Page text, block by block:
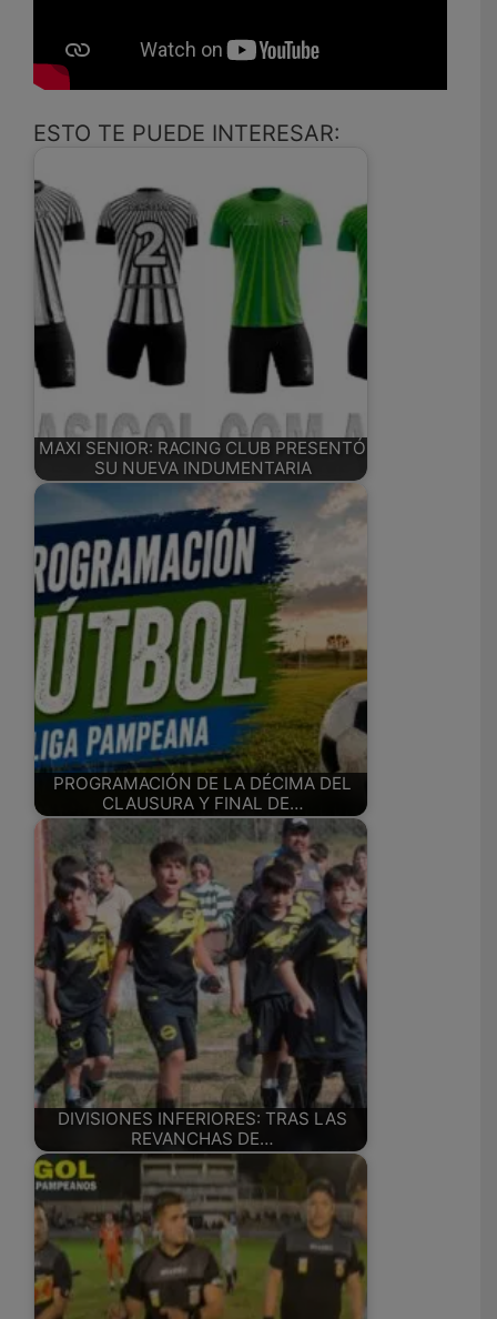
ESTO TE PUEDE INTERESAR:
MAXI SENIOR: RACING CLUB PRESENTÓ
SU NUEVA INDUMENTARIA
PROGRAMACIÓN DE LA DÉCIMA DEL
CLAUSURA Y FINAL DE…
DIVISIONES INFERIORES: TRAS LAS
REVANCHAS DE…